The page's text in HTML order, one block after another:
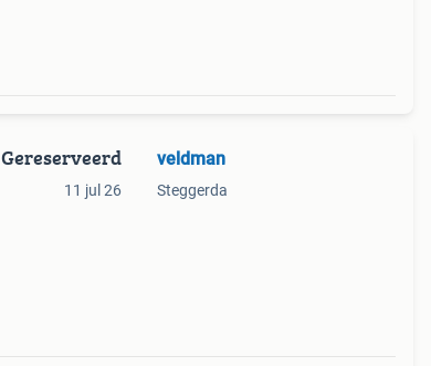
Gereserveerd
11 jul 26
veldman
Steggerda